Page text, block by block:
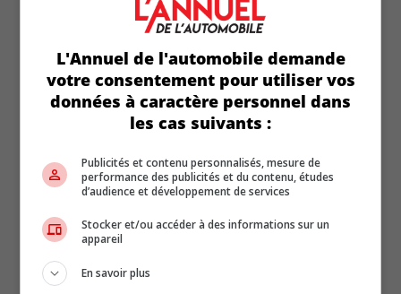
15 mars 2018
Honda Civic 2018: La plus populaire
L'Annuel de l'automobile demande
votre consentement pour utiliser vos
données à caractère personnel dans
les cas suivants :
Publicités et contenu personnalisés, mesure de
performance des publicités et du contenu, études
d’audience et développement de services
Stocker et/ou accéder à des informations sur un
appareil
En savoir plus